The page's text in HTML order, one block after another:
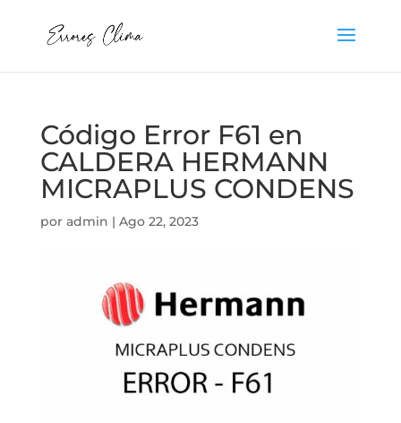
Código Error F61 en
CALDERA HERMANN
MICRAPLUS CONDENS
por admin | Ago 22, 2023